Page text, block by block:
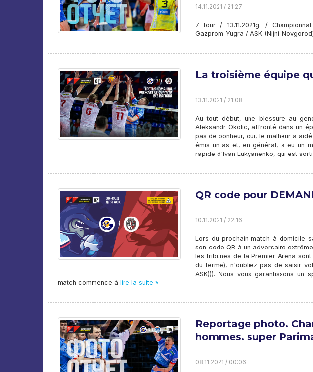
14.11.2021 / 21:27
7 tour / 13.11.2021g. /
Gazprom-Yugra / ASK (Nijni-Novgorod)
La troisième équipe
13.11.2021 / 21:08
Au tout début, une blessure au
Aleksandr Okolic, affronté dans un
pas de bonheur, oui, le malheur a
émis un as et, en général, a eu un
rapide d'Ivan Lukyanenko, qui est
QR code pour
10.11.2021 / 22:16
Lors du prochain match à domicile
son code QR à un adversaire
les tribunes de la Premier Arena
du terme), n'oubliez pas de saisir
ASK))). Nous vous garantissons un
match commence à lire la suite »
Reportage photo.
hommes. super
08.11.2021 / 00:06